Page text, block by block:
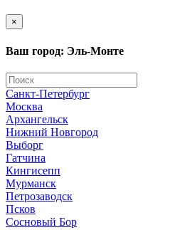
×
Ваш город: Эль-Монте
Санкт-Петербург
Москва
Архангельск
Нижний Новгород
Выборг
Гатчина
Кингисепп
Мурманск
Петрозаводск
Псков
Сосновый Бор